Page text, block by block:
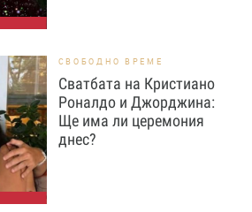
СВОБОДНО ВРЕМЕ
Сватбата на Кристиано
Роналдо и Джорджина:
Ще има ли церемония
днес?